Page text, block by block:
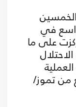
في
على ما
من تموز/